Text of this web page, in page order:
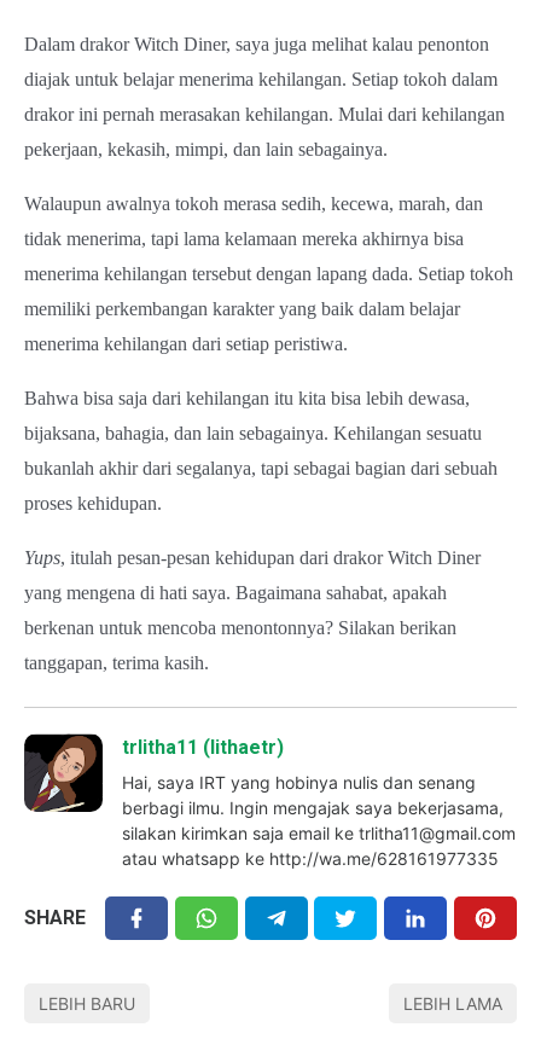
Dalam drakor Witch Diner, saya juga melihat kalau penonton
diajak untuk belajar menerima kehilangan. Setiap tokoh dalam
drakor ini pernah merasakan kehilangan. Mulai dari kehilangan
pekerjaan, kekasih, mimpi, dan lain sebagainya.
Walaupun awalnya tokoh merasa sedih, kecewa, marah, dan
tidak menerima, tapi lama kelamaan mereka akhirnya bisa
menerima kehilangan tersebut dengan lapang dada. Setiap tokoh
memiliki perkembangan karakter yang baik dalam belajar
menerima kehilangan dari setiap peristiwa.
Bahwa bisa saja dari kehilangan itu kita bisa lebih dewasa,
bijaksana, bahagia, dan lain sebagainya. Kehilangan sesuatu
bukanlah akhir dari segalanya, tapi sebagai bagian dari sebuah
proses kehidupan.
Yups, itulah pesan-pesan kehidupan dari drakor Witch Diner
yang mengena di hati saya. Bagaimana sahabat, apakah
berkenan untuk mencoba menontonnya? Silakan berikan
tanggapan, terima kasih.
trlitha11 (lithaetr)
Hai, saya IRT yang hobinya nulis dan senang
berbagi ilmu. Ingin mengajak saya bekerjasama,
silakan kirimkan saja email ke trlitha11@gmail.com
atau whatsapp ke http://wa.me/628161977335
SHARE
LEBIH BARU LEBIH LAMA